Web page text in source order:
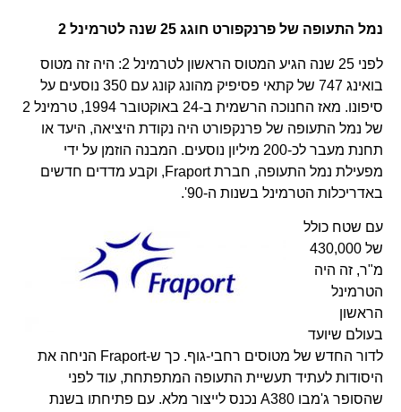
נמל התעופה של פרנקפורט חוגג 25 שנה לטרמינל 2
לפני 25 שנה הגיע המטוס הראשון לטרמינל 2: היה זה מטוס
בואינג 747 של קתאי פסיפיק מהונג קונג עם 350 נוסעים על
סיפונו. מאז החנוכה הרשמית ב-24 באוקטובר 1994, טרמינל 2
של נמל התעופה של פרנקפורט היה נקודת היציאה, היעד או
תחנת מעבר לכ-200 מיליון נוסעים. המבנה הוזמן על ידי
מפעילת נמל התעופה, חברת Fraport, וקבע מדדים חדשים
באדריכלות הטרמינל בשנות ה-90'.
עם שטח כולל
של 430,000
מ"ר, זה היה
הטרמינל
הראשון
בעולם שיועד
לדור החדש של מטוסים רחבי-גוף. כך ש-Fraport הניחה את
היסודות לעתיד תעשיית התעופה המתפתחת, עוד לפני
שהסופר ג'מבו A380 נכנס לייצור מלא. עם פתיחתו בשנת